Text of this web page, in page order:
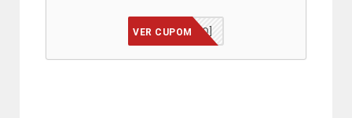
[JÁ INCLUSO]
VER CUPOM